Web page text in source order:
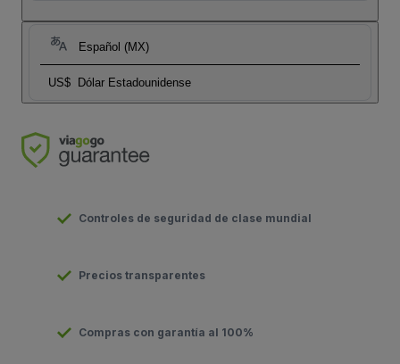
Español (MX)
US$ Dólar Estadounidense
Controles de seguridad de clase mundial
Precios transparentes
Compras con garantía al 100%